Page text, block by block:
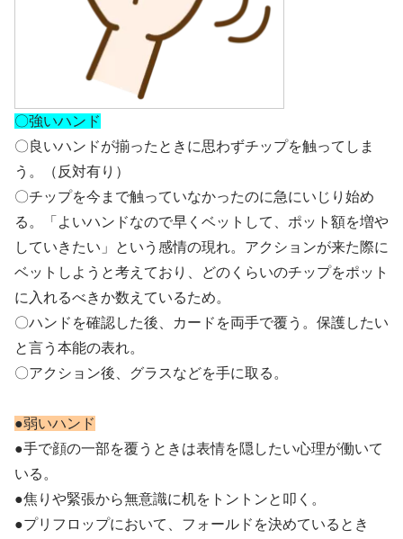
〇強いハンド
〇良いハンドが揃ったときに思わずチップを触ってしま
う。（反対有り）
〇チップを今まで触っていなかったのに急にいじり始め
る。「よいハンドなので早くベットして、ポット額を増や
していきたい」という感情の現れ。アクションが来た際に
ベットしようと考えており、どのくらいのチップをポット
に入れるべきか数えているため。
〇ハンドを確認した後、カードを両手で覆う。保護したい
と言う本能の表れ。
〇アクション後、グラスなどを手に取る。
●弱いハンド
●手で顔の一部を覆うときは表情を隠したい心理が働いて
いる。
●焦りや緊張から無意識に机をトントンと叩く。
●プリフロップにおいて、フォールドを決めているとき